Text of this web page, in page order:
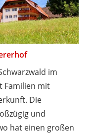
im
Familien mit
Die
und
hat einen großen